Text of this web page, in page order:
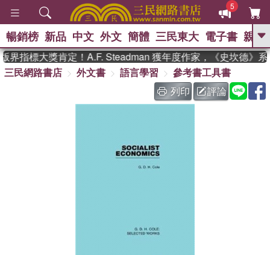
5
GO
熱搜： 東野圭吾 、 The Odyssey
、 如果歷史是一群喵 、 暑期
國際布克獎 臺灣漫遊錄 、 方
暢銷榜 新品 中文 外文 簡體 三民東大 電子書 親子
指標大獎肯定！A.F. Steadman 獲年度作家，《史坎德》系
三民網路書店
外文書 語言學習
參考書工具書
列印
評論